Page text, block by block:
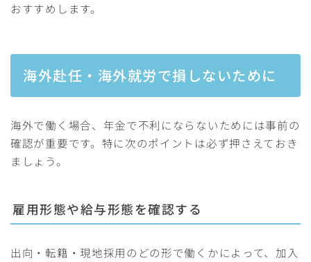
おすすめします。
海外赴任・海外就労で損しないために
海外で働く場合、年金で不利にならないためには事前の
確認が重要です。特に次のポイントは必ず押さえておき
ましょう。
雇用形態や給与形態を確認する
出向・転籍・現地採用のどの形で働くかによって、加入